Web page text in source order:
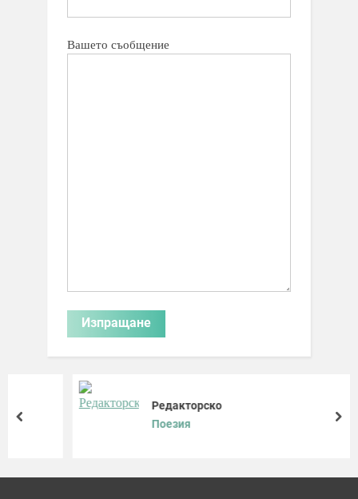
Вашето съобщение
Редакторско
Поезия
prev